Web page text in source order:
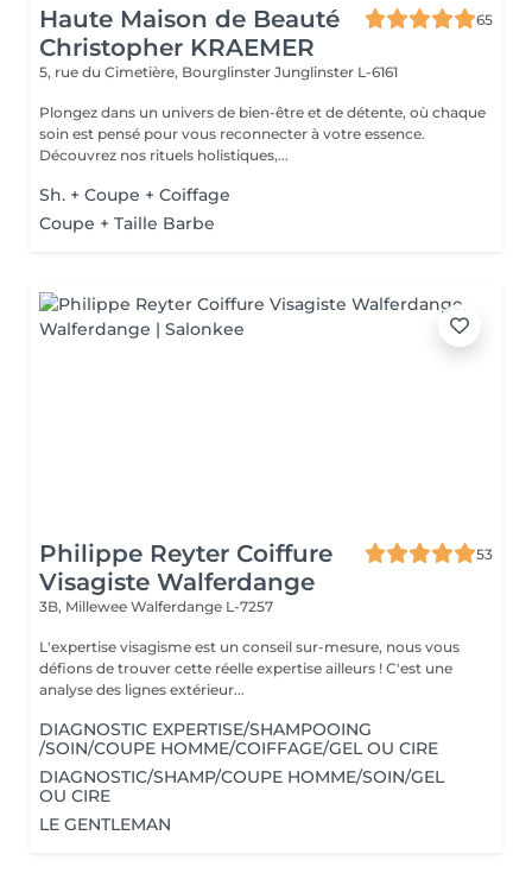
Haute Maison de Beauté
Christopher KRAEMER
65
5, rue du Cimetière, Bourglinster Junglinster L-6161
Plongez dans un univers de bien-être et de détente, où chaque
soin est pensé pour vous reconnecter à votre essence.
Découvrez nos rituels holistiques,...
Sh. + Coupe + Coiffage
Coupe + Taille Barbe
Philippe Reyter Coiffure
Visagiste Walferdange
53
3B, Millewee Walferdange L-7257
L'expertise visagisme est un conseil sur-mesure, nous vous
défions de trouver cette réelle expertise ailleurs ! C'est une
analyse des lignes extérieur...
DIAGNOSTIC EXPERTISE/SHAMPOOING
/SOIN/COUPE HOMME/COIFFAGE/GEL OU CIRE
DIAGNOSTIC/SHAMP/COUPE HOMME/SOIN/GEL
OU CIRE
LE GENTLEMAN